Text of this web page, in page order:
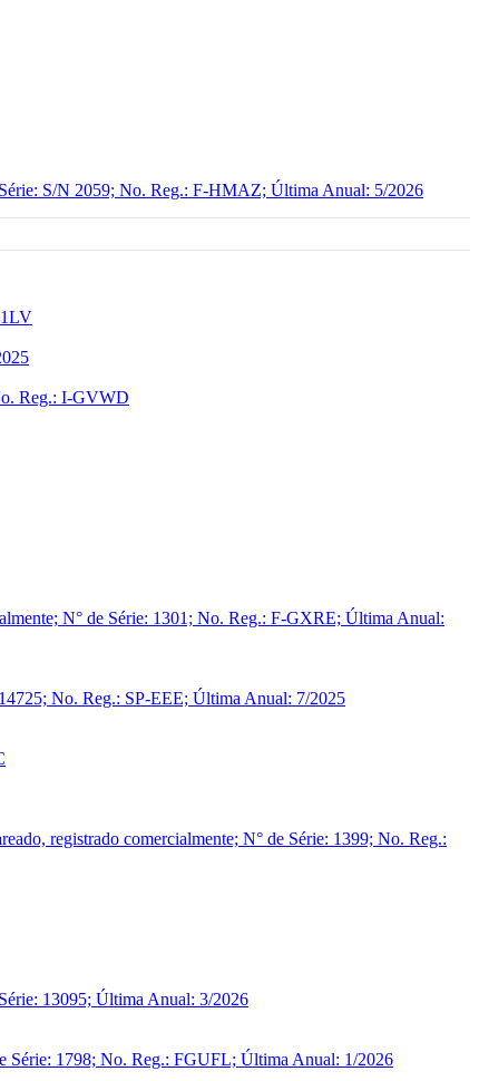
S/N 2059; No. Reg.: F-HMAZ; Última Anual: 5/2026
Reg.: I-GVWD
N° de Série: 1301; No. Reg.: F-GXRE; Última Anual:
No. Reg.: SP-EEE; Última Anual: 7/2025
registrado comercialmente; N° de Série: 1399; No. Reg.:
13095; Última Anual: 3/2026
Série: 1798; No. Reg.: FGUFL; Última Anual: 1/2026